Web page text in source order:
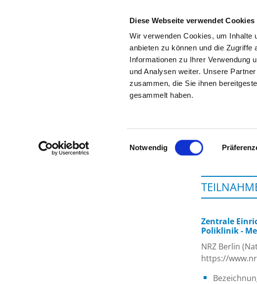
Diese Webseite verwendet Cookies
Wir verwenden Cookies, um Inhalte
anbieten zu können und die
Informationen zu Ihrer Verwendung
und Analysen weiter. Unsere
zusammen, die Sie ihnen
gesammelt haben.
Einwilligungsauswahl
Notwendig
Zur Krankenhaus-Startseite
Zentrale
Poliklinik -
NRZ Berlin
https://